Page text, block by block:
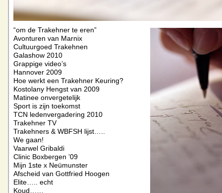
“om de Trakehner te eren”
Avonturen van Marnix
Cultuurgoed Trakehnen
Galashow 2010
Grappige video’s
Hannover 2009
Hoe werkt een Trakehner Keuring?
Kostolany Hengst van 2009
Matinee onvergetelijk
Sport is zijn toekomst
TCN ledenvergadering 2010
Trakehner TV
Trakehners & WBFSH lijst…..
We gaan!
Vaarwel Gribaldi
Clinic Boxbergen ’09
Mijn 1ste x Neümunster
Afscheid van Gottfried Hoogen
Elite….. echt
Koud……